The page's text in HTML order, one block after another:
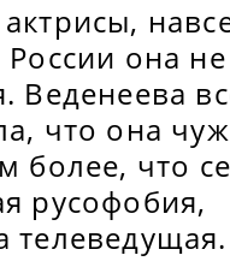
России она не
Веденеева
что она
более, что
русофобия,
телеведущая.